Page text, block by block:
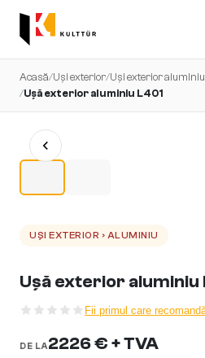
Acasă/Uși exterior/Uși exterior aluminiu
/Ușă exterior aluminiu L401
UȘI EXTERIOR › ALUMINIU
Ușă exterior aluminiu
Fii primul care
DE LA2226 € + TVA